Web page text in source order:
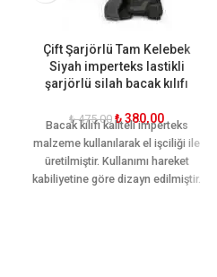
Çift Şarjörlü Tam Kelebek
Siyah imperteks lastikli
şarjörlü silah bacak kılıfı
₺475,00 ₺380,00
Bacak kılıfı kaliteli imperteks
malzeme kullanılarak el işciliği ile
üretilmiştir. Kullanımı hareket
kabiliyetine göre dizayn edilmiştir.